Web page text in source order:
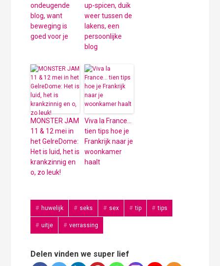
ondeugende
blog, want
beweging is
goed voor je
up-spicen, duik
weer tussen de
lakens, een
persoonlijke
blog
MONSTER JAM
11 & 12 mei in
het GelreDome:
Het is luid, het is
krankzinnig en
o, zo leuk!
Viva la France…
tien tips hoe je
Frankrijk naar je
woonkamer
haalt
huwelijk seks sex tip tips
uitje verrassing
Delen vinden we super lief